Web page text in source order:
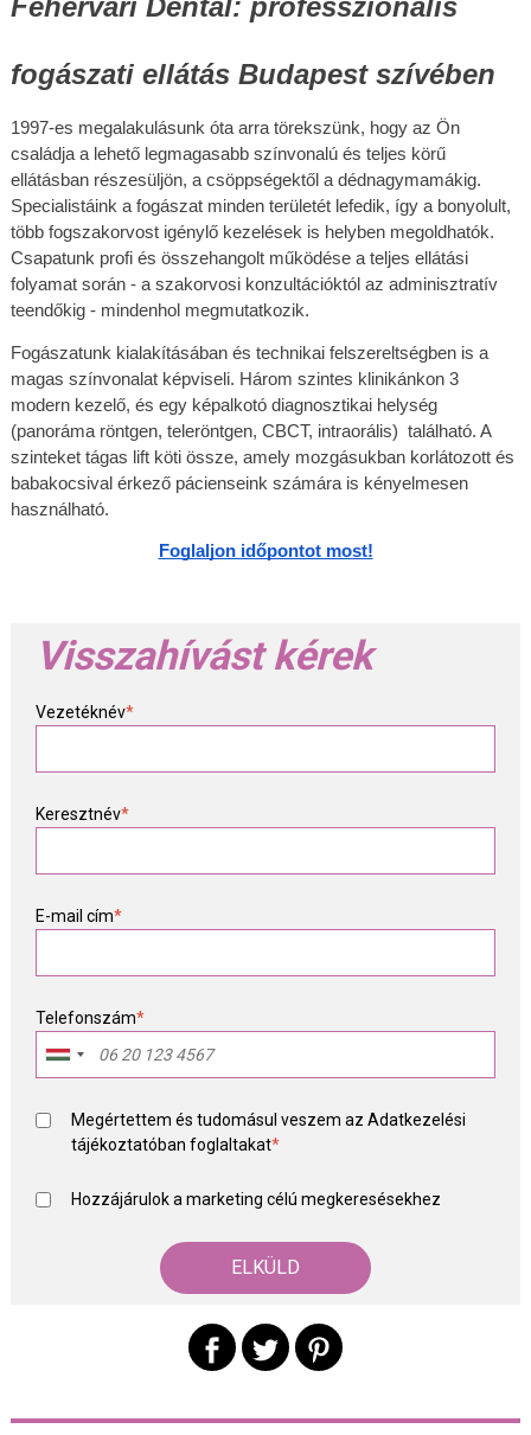
Fehérvári Dental: professzionális
fogászati ellátás Budapest szívében
1997-­es megalakulásunk óta arra törekszünk, hogy az Ön
családja a lehető legmagasabb színvonalú és teljes körű
ellátásban részesüljön, a csöppségektől a dédnagymamákig.
Specialistáink a fogászat minden területét lefedik, így a bonyolult,
több fogszakorvost igénylő kezelések is helyben megoldhatók.
Csapatunk profi és összehangolt működése a teljes ellátási
folyamat során - a szakorvosi konzultációktól az adminisztratív
teendőkig - mindenhol megmutatkozik.
Fogászatunk kialakításában és technikai felszereltségben is a
magas színvonalat képviseli. Három szintes klinikánkon 3
modern kezelő, és egy képalkotó diagnosztikai helység
(panoráma röntgen, teleröntgen, CBCT, intraorális)  található. A
szinteket tágas lift köti össze, amely mozgásukban korlátozott és
babakocsival érkező pácienseink számára is kényelmesen
használható.
Foglaljon időpontot most!
Visszahívást kérek
Vezetéknév*
Keresztnév*
E-mail cím*
Telefonszám*
Megértettem és tudomásul veszem azAdatkezelési
tájékoztatóban foglaltakat*
Hozzájárulok a marketing célú megkeresésekhez